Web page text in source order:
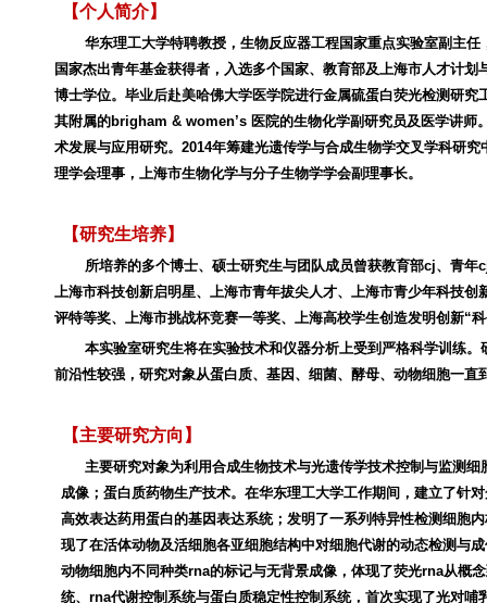
【个人简介】
华东理工大学特聘教授，生物反应器工程国家重点实验室副主
国家杰出青年基金获得者，入选多个国家、教育部及上海市人才计划
博士学位。毕业后赴美哈佛大学医学院进行金属硫蛋白荧光检测研究
其附属的brigham & women’s 医院的生物化学副研究员及医学讲师
术发展与应用研究。 2014年筹建光遗传学与合成生物学交叉学科研究
理学会理事，上海市生物化学与分子生物学学会副理事长。
【研究生培养】
所培养的多个博士、硕士研究生与团队成员曾获教育部cj、青年
上海市科技创新启明星、上海市青年拔尖人才、上海市青少年科技
评特等奖、上海市挑战杯竞赛一等奖、上海高校学生创造发明创新“
本实验室研究生将在实验技术和仪器分析上受到严格科学训练
前沿性较强，研究对象从蛋白质、基因、细菌、酵母、动物细胞一
【主要研究方向】
主要研究对象为利用合成生物技术与光遗传学技术控制与监测
成像；蛋白质药物生产技术。在华东理工大学工作期间，建立了针
高效表达药用蛋白的基因表达系统；发明了一系列特异性检测细胞
现了在活体动物及活细胞各亚细胞结构中对细胞代谢的动态检测与
动物细胞内不同种类rna的标记与无背景成像，体现了荧光rna从概
统、rna代谢控制系统与蛋白质稳定性控制系统，首次实现了光对